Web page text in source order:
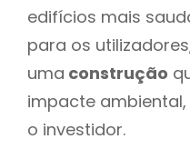
edifícios mais
para os
uma construção
impacte
o investidor.